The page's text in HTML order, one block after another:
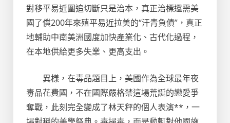
對移平易近圍追切斷只是治本，真正治標還需美
國了償200年來殖平易近拉美的“汗青負債”，真正
地輔助中南美洲國度加快產業化、古代化過程，
在本地供給更多失業、更高支出。
異樣，在毒品題目上，美國作為全球最年夜
毒品花費國，不在國際嚴格禁這場荒誕的戀愛爭
奪戰，此刻完全變成了林天秤的個人表演**，一